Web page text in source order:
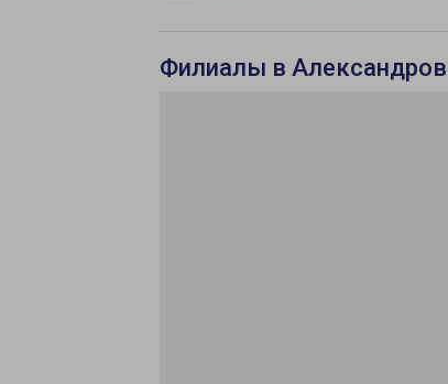
Филиалы в